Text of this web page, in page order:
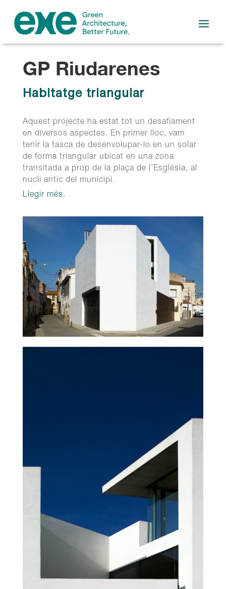
GP Riudarenes
Habitatge triangular
Aquest projecte ha estat tot un desafiament
en diversos aspectes. En primer lloc, vam
tenir la tasca de desenvolupar-lo en un solar
de forma triangular ubicat en una zona
transitada a prop de la plaça de l’Església, al
nucli antic del municipi.
Llegir més.